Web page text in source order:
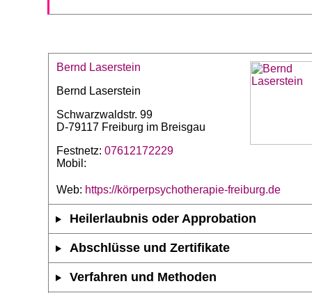
Bernd Laserstein
Bernd Laserstein
Schwarzwaldstr. 99
D-79117 Freiburg im Breisgau
Festnetz: 07612172229
Mobil:
Web: https://körperpsychotherapie-freiburg.de
Heilerlaubnis oder Approbation
Abschlüsse und Zertifikate
Verfahren und Methoden